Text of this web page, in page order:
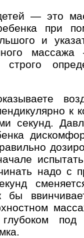
— это
при
и
массажа
строго
к
секунд.
надо с